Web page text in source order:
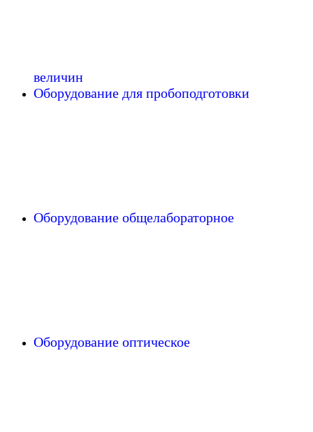
величин
Оборудование для пробоподготовки
Оборудование общелабораторное
Оборудование оптическое